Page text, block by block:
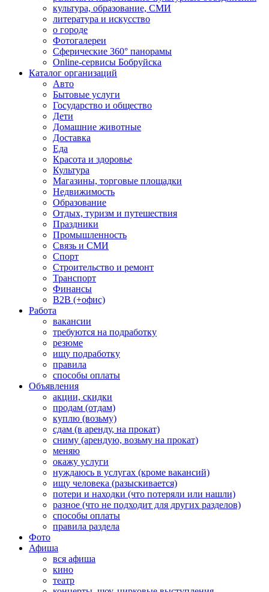
культура, образование, СМИ
литература и искусство
о городе
Фотогалереи
Сферические 360° панорамы
Online-сервисы Бобруйска
Каталог организаций
Авто
Бытовые услуги
Государство и общество
Дети
Домашние животные
Доставка
Еда
Красота и здоровье
Культура
Магазины, торговые площадки
Недвижимость
Образование
Отдых, туризм и путешествия
Праздники
Промышленность
Связь и СМИ
Спорт
Строительство и ремонт
Транспорт
Финансы
B2B (+офис)
Работа
вакансии
требуются на подработку
резюме
ищу подработку
правила
способы оплаты
Объявления
акции, скидки
продам (отдам)
куплю (возьму)
сдам (в аренду, на прокат)
сниму (арендую, возьму на прокат)
меняю
окажу услуги
нуждаюсь в услугах (кроме вакансий)
ищу человека (разыскивается)
потери и находки (что потеряли или нашли)
разное (что не подходит для других разделов)
способы оплаты
правила раздела
Фото
Афиша
вся афиша
кино
театр